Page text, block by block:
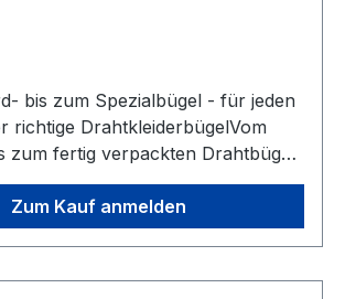
bis zum Spezialbügel - für jeden
richtige DrahtkleiderbügelVom
zum fertig verpackten Drahtbügel.
in den Verfahren
und Galvanisierungstechnologie
Produkte bezüglich
besonders aus. Die
Zum Kauf anmelden